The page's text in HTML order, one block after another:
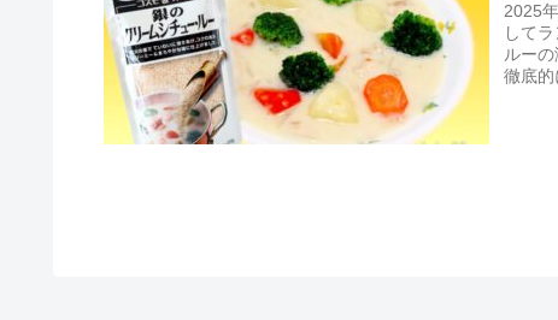
2025
して
ルー
徹底的